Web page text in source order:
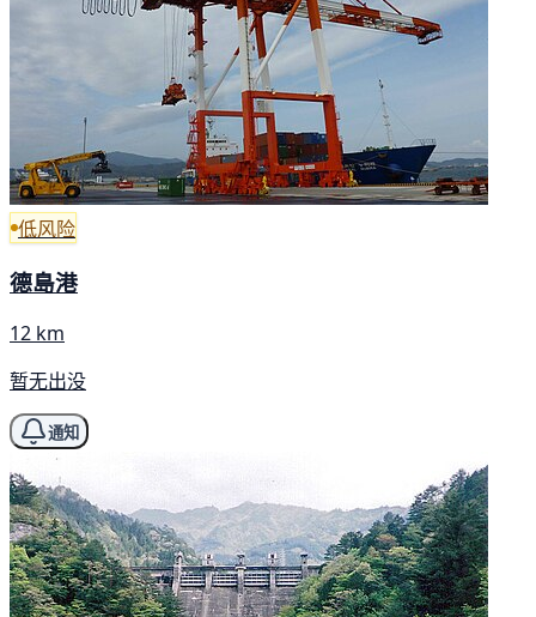
低风险
德島港
12 km
暂无出没
通知